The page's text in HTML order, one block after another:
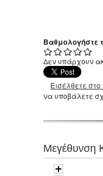
Βαθμολογήστε
Δεν υπάρχουν
Εισέλθετε
να υποβάλετε
Μεγέθυνση